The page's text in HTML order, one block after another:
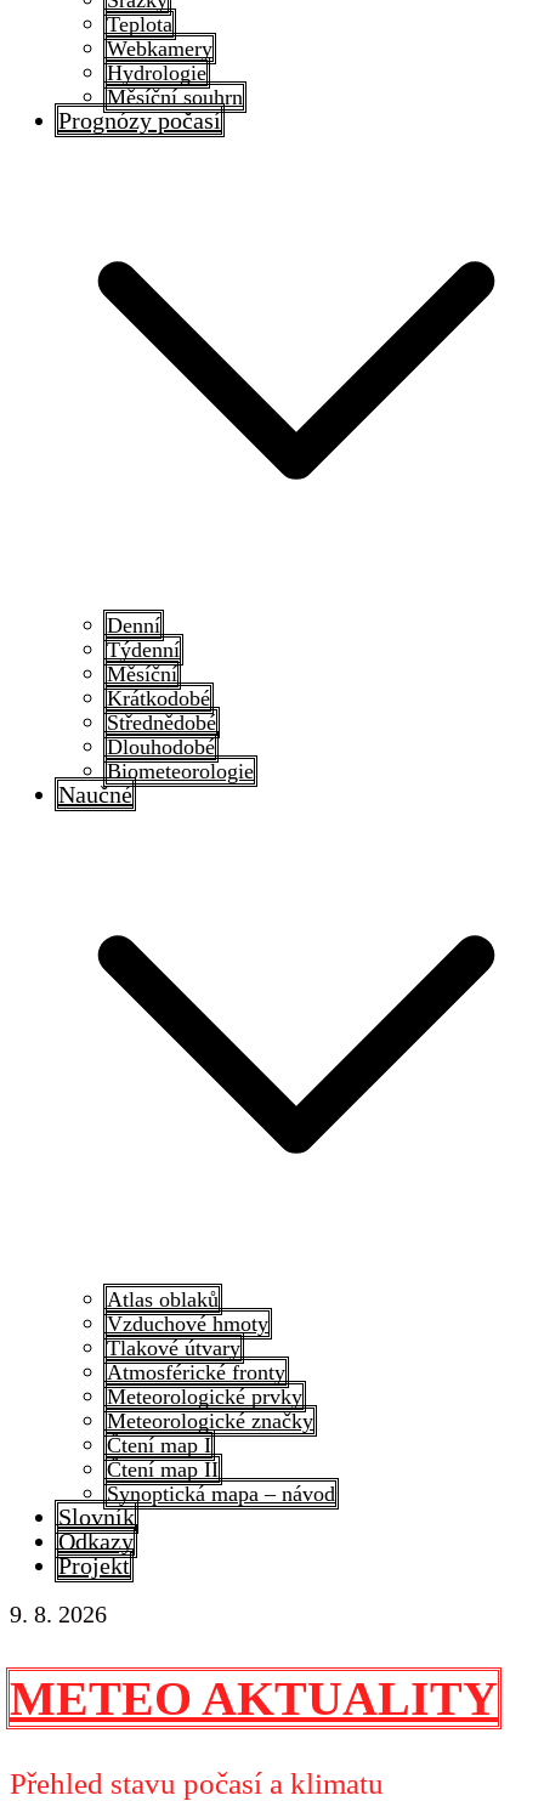
Teplota
Webkamery
Hydrologie
Měsíční souhrn
Prognózy počasí
Denní
Týdenní
Měsíční
Krátkodobé
Střednědobé
Dlouhodobé
Biometeorologie
Naučné
Atlas oblaků
Vzduchové hmoty
Tlakové útvary
Atmosférické fronty
Meteorologické prvky
Meteorologické značky
Čtení map I
Čtení map II
Synoptická mapa – návod
Slovník
Odkazy
Projekt
9. 8. 2026
METEO AKTUALITY
Přehled stavu počasí a klimatu